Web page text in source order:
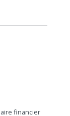
financier